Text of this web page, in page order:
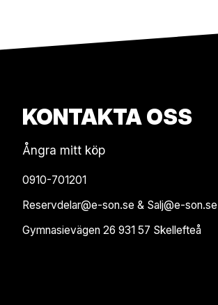
KONTAKTA OSS
Ångra mitt köp
0910-701201
Reservdelar@e-son.se & Salj@e-son.se
Gymnasievägen 26 931 57 Skellefteå